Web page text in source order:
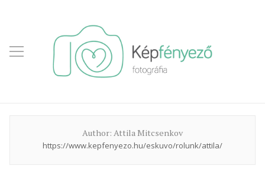
Author: Attila Mitcsenkov
https://www.kepfenyezo.hu/eskuvo/rolunk/attila/